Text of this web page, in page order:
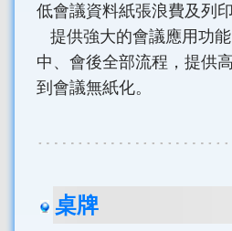
低會議資料紙張浪費及列印
提供強大的會議應用功
中、會後全部流程，提供
到會議無紙化。
桌牌